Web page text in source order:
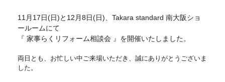
11月17日(日)と 12月8日(日)、Takara standard 南大阪ショ
ールームにて
『 家事らくリフォーム相談会 』を開催いたしました。
両日とも、お忙しい中ご来場いただき、誠にありがとうございま
した。